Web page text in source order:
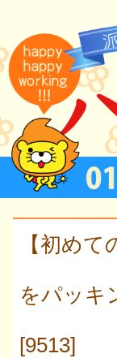
【初め
をパッキ
[9513]